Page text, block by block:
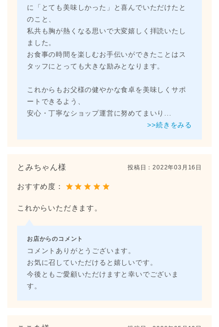
に「とても美味しかった」と喜んでいただけたと
のこと、
私共も胸が熱くなる思いで大変嬉しく拝読いたし
ました。
お食事の時間を楽しむお手伝いができたことはス
タッフにとっても大きな励みとなります。
これからもお父様の健やかな食卓を美味しくサポ
ートできるよう、
安心・丁寧なショップ運営に努めてまいり
>>続きをみる
とみちゃん様 投稿日：2022年03月16日
おすすめ度：
これからいただきます。
お店からのコメント
コメントありがとうございます。
お気に召していただけると嬉しいです。
今後ともご愛顧いただけますと幸いでございま
す。